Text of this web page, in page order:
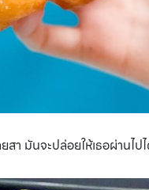
า มันจะปล่อยให้เธอผ่านไป